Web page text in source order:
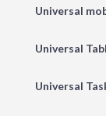
Universal
Universal
Universal